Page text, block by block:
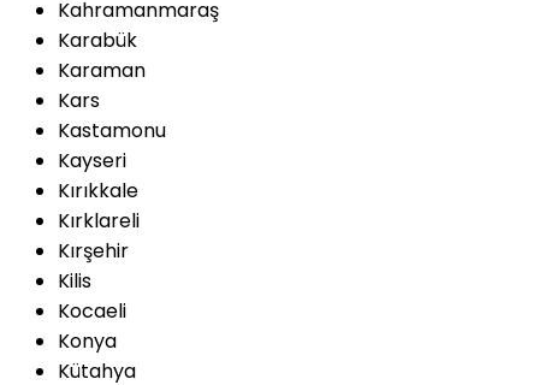
Kahramanmaraş
Karabük
Karaman
Kars
Kastamonu
Kayseri
Kırıkkale
Kırklareli
Kırşehir
Kilis
Kocaeli
Konya
Kütahya